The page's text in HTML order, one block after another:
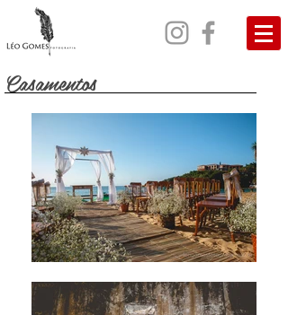
Casamentos